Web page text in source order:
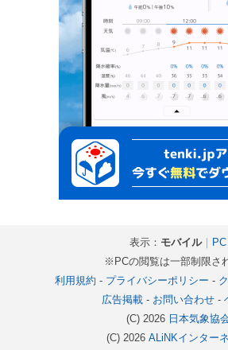
表示： モバイル｜ PC
※PCの閲覧は一部制限さ
利用規約 - プライバシーポリシー -
広告掲載- お問い合わせ-
(C) 2026 日本気象協
(C) 2026 ALiNKインター